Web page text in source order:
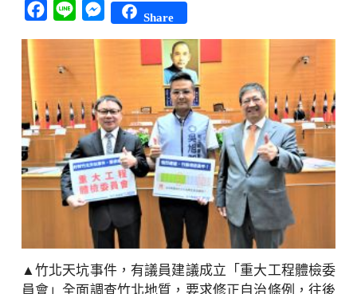
Facebook
Line Messenger
Share
▲竹北天坑事件，有議員建議成立「重大工程體檢委
員會」全面調查竹北地質，要求修正自治條例，往後